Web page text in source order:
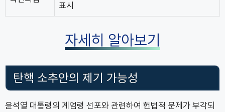
표시
자세히 알아보기
탄핵 소추안의 제기 가능성
윤석열 대통령의 계엄령 선포와 관련하여 헌법적 문제가 부각되